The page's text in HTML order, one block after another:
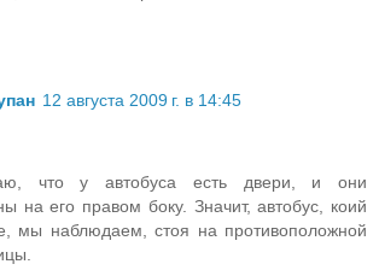
12 августа 2009 г. в 14:45
что у автобуса есть двери, и они
на его правом боку. Значит, автобус, коий
мы наблюдаем, стоя на противоположной